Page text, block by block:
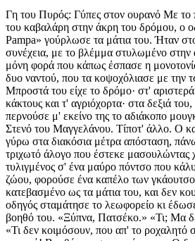
Γη του Πυρός: Γύπες στον ουρανό Με το
του καβαλάρη στην άκρη του δρόμου, ο
Pampa» γούρλωσε τα μάτια του. Ήταν
συνέχεια, με το βλέμμα στυλωμένο στην
μόνη φορά που κάπως έσπασε η
δυο ναντού, που τα κοψοχόλιασε με την
Μπροστά του είχε το δρόμο· στ'
κάκτους και τ' αγριόχορτα· στα δεξιά
περνούσε μ' εκείνο της το αδιάκοπο
Στενό του Μαγγελάνου. Τίποτ' άλλο. Ο
γύρω στα διακόσια μέτρα απόσταση,
τριχωτό άλογο που έστεκε
τυλιγμένος σ' ένα μαύρο πόντσο που
ζώου, φορούσε ένα καπέλο των
κατεβασμένο ως τα μάτια του, και δεν
οδηγός σταμάτησε το λεωφορείο κι
βοηθό του. «Ξύπνα, Πατσέκο.» «Τι; Μα
«Τι δεν κοιμόσουν, που απ' το ροχαλητό